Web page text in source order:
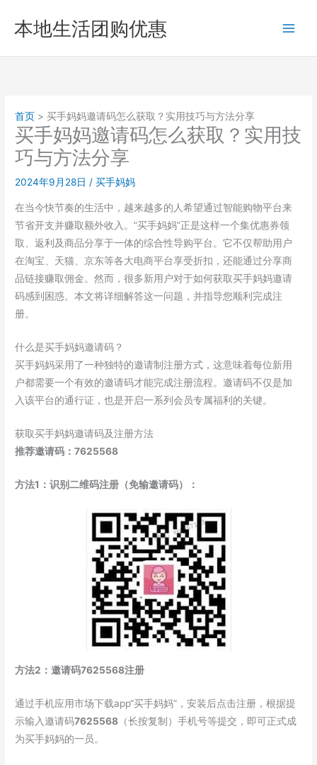
本地生活团购优惠
首页 买手妈妈邀请码怎么获取？实用技巧与方法分享
买手妈妈邀请码怎么获取？实用技
巧与方法分享
2024年9月28日/买手妈妈
在当今快节奏的生活中，越来越多的人希望通过智能购物平台来
节省开支并赚取额外收入。”买手妈妈”正是这样一个集优惠券领
取、返利及商品分享于一体的综合性导购平台。它不仅帮助用户
在淘宝、天猫、京东等各大电商平台享受折扣，还能通过分享商
品链接赚取佣金。然而，很多新用户对于如何获取买手妈妈邀请
码感到困惑。本文将详细解答这一问题，并指导您顺利完成注
册。
什么是买手妈妈邀请码？
买手妈妈采用了一种独特的邀请制注册方式，这意味着每位新用
户都需要一个有效的邀请码才能完成注册流程。邀请码不仅是加
入该平台的通行证，也是开启一系列会员专属福利的关键。
获取买手妈妈邀请码及注册方法
推荐邀请码：7625568
方法1：识别二维码注册（免输邀请码）：
方法2：邀请码7625568注册
通过手机应用市场下载app“买手妈妈”，安装后点击注册，根据提
示输入邀请码7625568 （长按复制）手机号等提交，即可正式成
为买手妈妈的一员。